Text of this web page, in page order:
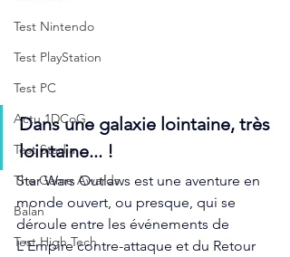
Test Nintendo
Test PlayStation
Test PC
Actu 1DCoG
Test Stadia
The Game Awards
Balan
Test High Tech
Dans une galaxie lointaine, très
lointaine... !
Star Wars Outlaws est une aventure en
monde ouvert, ou presque, qui se
déroule entre les événements de
L'Empire contre-attaque et du Retour